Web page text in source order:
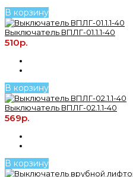
В корзину
Выключатель ВПЛГ-01.1.1-40
510р.
В корзину
Выключатель ВПЛГ-02.1.1-40
569р.
В корзину